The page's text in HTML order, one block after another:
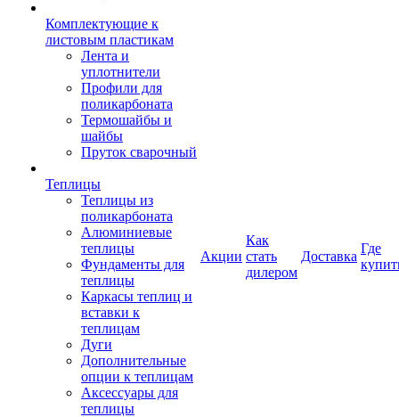
Комплектующие к
листовым пластикам
Лента и
уплотнители
Профили для
поликарбоната
Термошайбы и
шайбы
Пруток сварочный
Теплицы
Теплицы из
поликарбоната
Алюминиевые
теплицы
Фундаменты для
теплицы
Каркасы теплиц и
вставки к
теплицам
Дуги
Дополнительные
опции к теплицам
Аксессуары для
теплицы
Акции
Как
стать
дилером
Доставка
Где